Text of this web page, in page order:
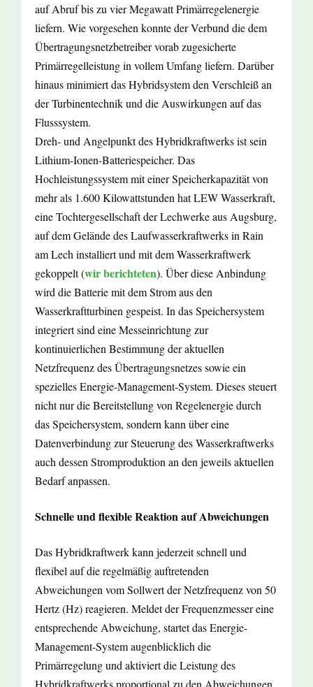
auf Abruf bis zu vier Megawatt Primärregelenergie
liefern. Wie vorgesehen konnte der Verbund die dem
Übertragungsnetzbetreiber vorab zugesicherte
Primärregelleistung in vollem Umfang liefern. Darüber
hinaus minimiert das Hybridsystem den Verschleiß an
der Turbinentechnik und die Auswirkungen auf das
Flusssystem.
Dreh- und Angelpunkt des Hybridkraftwerks ist sein
Lithium-Ionen-Batteriespeicher. Das
Hochleistungssystem mit einer Speicherkapazität von
mehr als 1.600 Kilowattstunden hat LEW Wasserkraft,
eine Tochtergesellschaft der Lechwerke aus Augsburg,
auf dem Gelände des Laufwasserkraftwerks in Rain
am Lech installiert und mit dem Wasserkraftwerk
gekoppelt (wir berichteten). Über diese Anbindung
wird die Batterie mit dem Strom aus den
Wasserkraftturbinen gespeist. In das Speichersystem
integriert sind eine Messeinrichtung zur
kontinuierlichen Bestimmung der aktuellen
Netzfrequenz des Übertragungsnetzes sowie ein
spezielles Energie-Management-System. Dieses steuert
nicht nur die Bereitstellung von Regelenergie durch
das Speichersystem, sondern kann über eine
Datenverbindung zur Steuerung des Wasserkraftwerks
auch dessen Stromproduktion an den jeweils aktuellen
Bedarf anpassen.
Schnelle und flexible Reaktion auf Abweichungen
Das Hybridkraftwerk kann jederzeit schnell und
flexibel auf die regelmäßig auftretenden
Abweichungen vom Sollwert der Netzfrequenz von 50
Hertz (Hz) reagieren. Meldet der Frequenzmesser eine
entsprechende Abweichung, startet das Energie-
Management-System augenblicklich die
Primärregelung und aktiviert die Leistung des
Hybridkraftwerks proportional zu den Abweichungen